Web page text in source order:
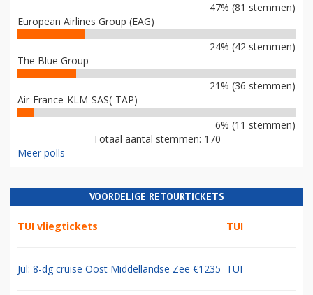
47% (81 stemmen)
European Airlines Group (EAG)
24% (42 stemmen)
The Blue Group
21% (36 stemmen)
Air-France-KLM-SAS(-TAP)
6% (11 stemmen)
Totaal aantal stemmen: 170
Meer polls
VOORDELIGE RETOURTICKETS
TUI vliegtickets TUI
Jul: 8-dg cruise Oost Middellandse Zee €1235 TUI